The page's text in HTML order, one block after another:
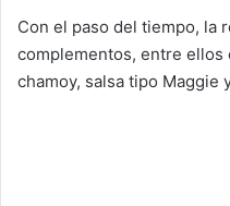
Con el paso del tiempo, la
complementos, entre ellos
chamoy, salsa tipo Maggie